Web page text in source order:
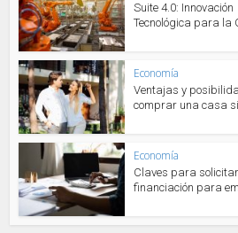
Suite 4.0: Innovación
Tecnológica para la
Economía
Ventajas y
comprar una casa
Economía
Claves para solicitar
financiación para